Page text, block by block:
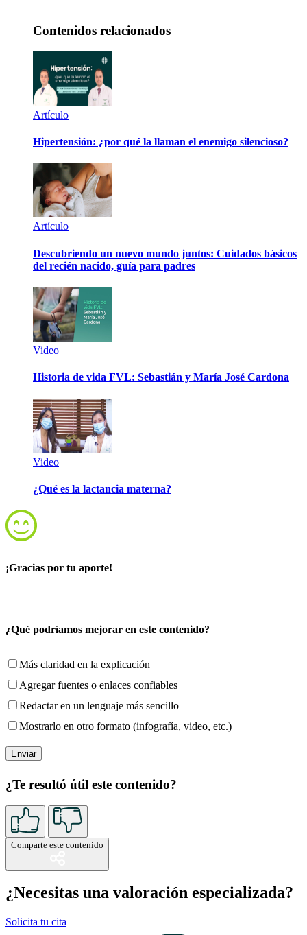
Contenidos relacionados
Artículo
Hipertensión: ¿por qué la llaman el enemigo silencioso?
Artículo
Descubriendo un nuevo mundo juntos: Cuidados básicos
del recién nacido, guía para padres
Video
Historia de vida FVL: Sebastián y María José Cardona
Video
¿Qué es la lactancia materna?
¡Gracias por tu aporte!
¿Qué podríamos mejorar en este contenido?
Más claridad en la explicación
Agregar fuentes o enlaces confiables
Redactar en un lenguaje más sencillo
Mostrarlo en otro formato (infografía, video, etc.)
¿Te resultó útil este contenido?
Comparte este contenido
¿Necesitas una valoración especializada?
Solicita tu cita